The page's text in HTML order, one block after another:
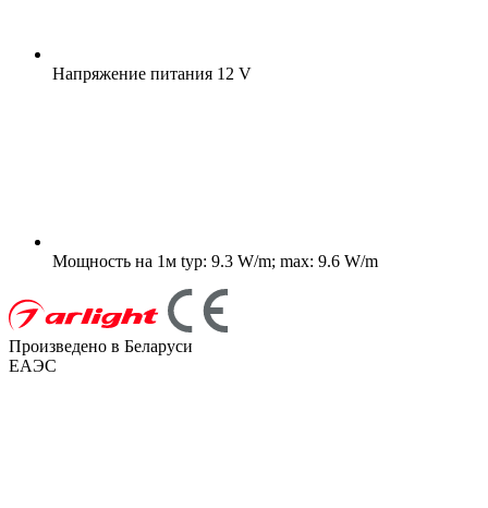
Напряжение питания 12 V
Мощность на 1м typ: 9.3 W/m; max: 9.6 W/m
Произведено в Беларуси
ЕАЭС